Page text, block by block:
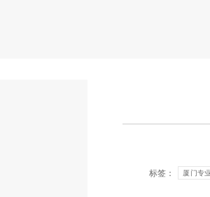
标签： 厦门专